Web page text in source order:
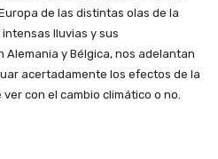
de las distintas olas de la
lluvias y sus
y Bélgica, nos adelantan
acertadamente los efectos de la
con el cambio climático o no.